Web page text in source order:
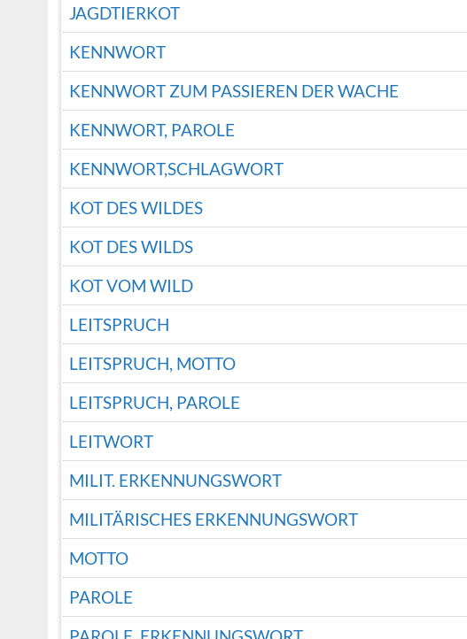
JAGDTIERKOT
KENNWORT
KENNWORT ZUM PASSIEREN DER WACHE
KENNWORT, PAROLE
KENNWORT,SCHLAGWORT
KOT DES WILDES
KOT DES WILDS
KOT VOM WILD
LEITSPRUCH
LEITSPRUCH, MOTTO
LEITSPRUCH, PAROLE
LEITWORT
MILIT. ERKENNUNGSWORT
MILITÄRISCHES ERKENNUNGSWORT
MOTTO
PAROLE